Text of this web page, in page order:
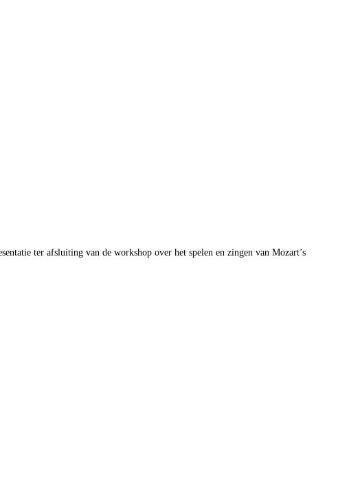
ter afsluiting van de workshop over het spelen en zingen van Mozart’s